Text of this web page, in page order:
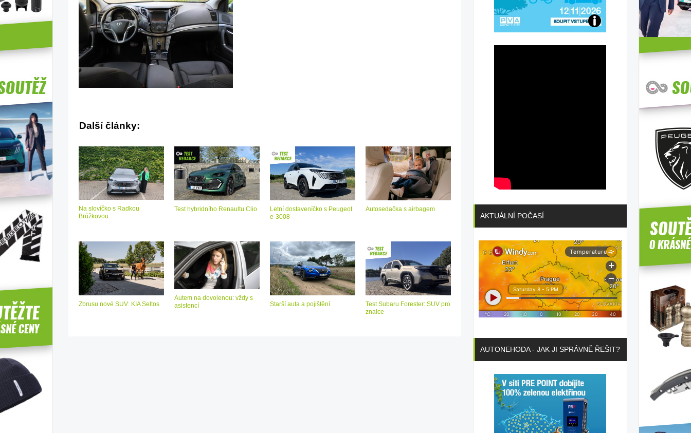
Další články:
Na slovíčko s Radkou
Brůžkovou
Test hybridního Renaultu Clio
Letní dostaveníčko s Peugeot
e-3008
Autosedačka s airbagem
Zbrusu nové SUV: KIA Seltos
Autem na dovolenou: vždy s
asistencí
Starší auta a pojištění
Test Subaru Forester: SUV pro
znalce
Přijďte
AKTUÁLNÍ POČASÍ
AUTONEHODA - JAK JI SPRÁVNĚ ŘEŠIT?